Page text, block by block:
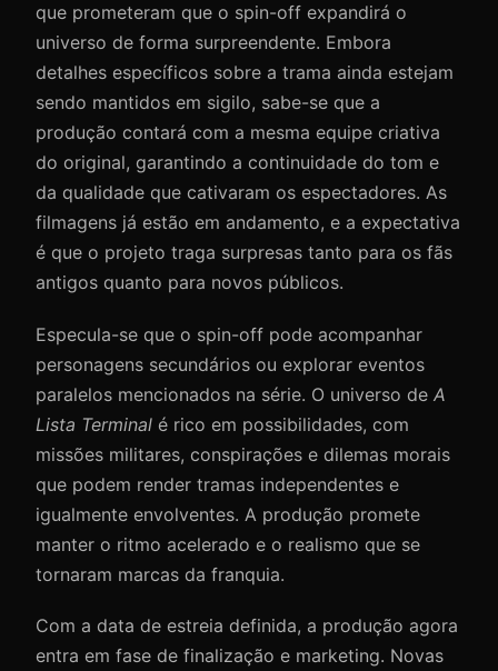
que prometeram que o spin-off expandirá o
universo de forma surpreendente. Embora
detalhes específicos sobre a trama ainda estejam
sendo mantidos em sigilo, sabe-se que a
produção contará com a mesma equipe criativa
do original, garantindo a continuidade do tom e
da qualidade que cativaram os espectadores. As
filmagens já estão em andamento, e a expectativa
é que o projeto traga surpresas tanto para os fãs
antigos quanto para novos públicos.
Especula-se que o spin-off pode acompanhar
personagens secundários ou explorar eventos
paralelos mencionados na série. O universo de A
Lista Terminal é rico em possibilidades, com
missões militares, conspirações e dilemas morais
que podem render tramas independentes e
igualmente envolventes. A produção promete
manter o ritmo acelerado e o realismo que se
tornaram marcas da franquia.
Com a data de estreia definida, a produção agora
entra em fase de finalização e marketing. Novas